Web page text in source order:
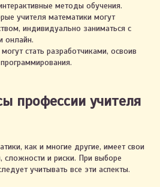
методы обучения.
учителя математики могут
индивидуально заниматься с
онлайн.
стать разработчиками, освоив
профессии учителя
как и многие другие, имеет свои
сложности и риски. При выборе
учитывать все эти аспекты.